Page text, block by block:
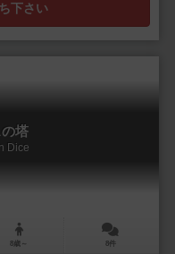
下さい
塔
Dice
8歳～ 8件